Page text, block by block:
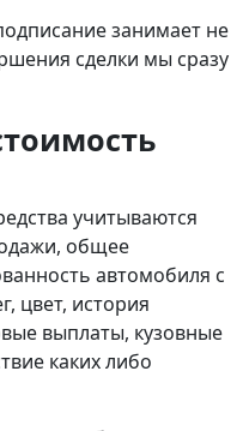
занимает не
сделки мы сразу
учитываются
общее
автомобиля с
цвет, история
выплаты, кузовные
каких либо